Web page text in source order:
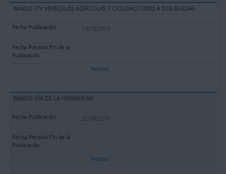
BANDO ITV VEHÍCULOS AGRÍCOLAS Y CICLOMOTORES A DOS RUEDAS
18/10/2010
Mostrar
BANDO DÍA DE LA HISPANIDAD
22/09/2010
Mostrar